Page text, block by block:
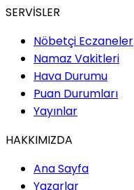
SERVİSLER
Nöbetçi Eczaneler
Namaz Vakitleri
Hava Durumu
Puan Durumları
Yayınlar
HAKKIMIZDA
Ana Sayfa
Yazarlar